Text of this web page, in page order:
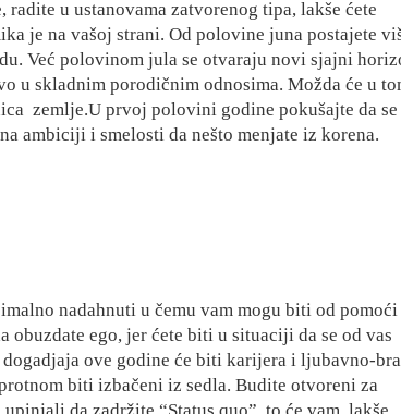
u ustanovama zatvorenog tipa, lakše ćete
je na vašoj strani. Od polovine juna postajete
Već polovinom jula se otvaraju novi sjajni
u skladnim porodičnim odnosima. Možda će u
zemlje.U prvoj polovini godine pokušajte da se
ambiciji i smelosti da nešto menjate iz korena.
nadahnuti u čemu vam mogu biti od pomoći
ego, jer ćete biti u situaciji da se od vas
ove godine će biti karijera i ljubavno-
biti izbačeni iz sedla. Budite otvoreni za
upinjali da zadržite “Status quo”, to će vam lakše